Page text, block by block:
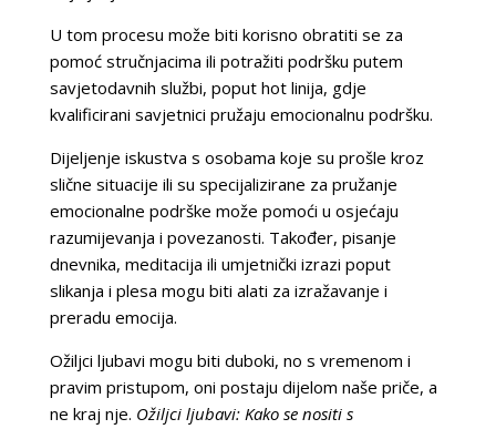
U tom procesu može biti korisno obratiti se za
pomoć stručnjacima ili potražiti podršku putem
savjetodavnih službi, poput hot linija, gdje
kvalificirani savjetnici pružaju emocionalnu podršku.
Dijeljenje iskustva s osobama koje su prošle kroz
slične situacije ili su specijalizirane za pružanje
emocionalne podrške može pomoći u osjećaju
razumijevanja i povezanosti. Također, pisanje
dnevnika, meditacija ili umjetnički izrazi poput
slikanja i plesa mogu biti alati za izražavanje i
preradu emocija.
Ožiljci ljubavi mogu biti duboki, no s vremenom i
pravim pristupom, oni postaju dijelom naše priče, a
ne kraj nje. Ožiljci ljubavi: Kako se nositi s